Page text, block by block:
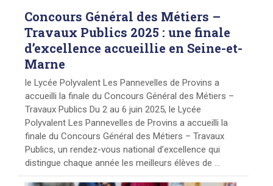
Concours Général des Métiers –
Travaux Publics 2025 : une finale
d’excellence accueillie en Seine-et-
Marne
le Lycée Polyvalent Les Pannevelles de Provins a
accueilli la finale du Concours Général des Métiers –
Travaux Publics Du 2 au 6 juin 2025, le Lycée
Polyvalent Les Pannevelles de Provins a accueilli la
finale du Concours Général des Métiers – Travaux
Publics, un rendez-vous national d’excellence qui
distingue chaque année les meilleurs élèves de ...